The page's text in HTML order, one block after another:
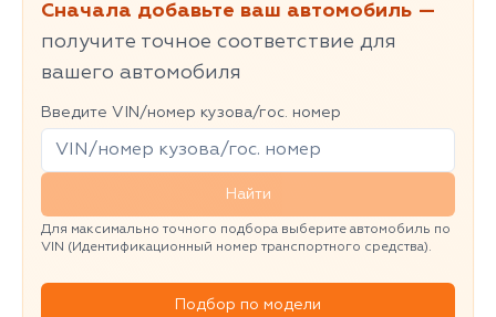
Сначала добавьте ваш автомобиль —
получите точное соответствие для
вашего автомобиля
Введите VIN/номер кузова/гос. номер
Найти
Для максимально точного подбора выберите автомобиль по
VIN (Идентификационный номер транспортного средства).
Подбор по модели